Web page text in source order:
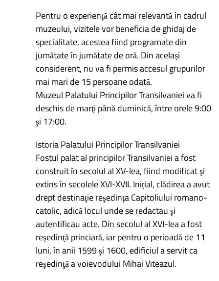
Pentru o experienţă cât mai relevantă în cadrul
muzeului, vizitele vor beneficia de ghidaj de
specialitate, acestea fiind programate din
jumătate în jumătate de oră. Din acelaşi
considerent, nu va fi permis accesul grupurilor
mai mari de 15 persoane odată.
Muzeul Palatului Principilor Transilvaniei va fi
deschis de marţi până duminică, între orele 9:00
şi 17:00.
Istoria Palatului Principilor Transilvaniei
Fostul palat al principilor Transilvaniei a fost
construit în secolul al XV-lea, fiind modificat şi
extins în secolele XVI-XVII. Iniţial, clădirea a avut
drept destinaţie reşedinţa Capitoliului romano-
catolic, adică locul unde se redactau şi
autentificau acte. Din secolul al XVI-lea a fost
reşedinţă princiară, iar pentru o perioadă de 11
luni, în anii 1599 şi 1600, edificiul a servit ca
reşedinţă a voievodului Mihai Viteazul.